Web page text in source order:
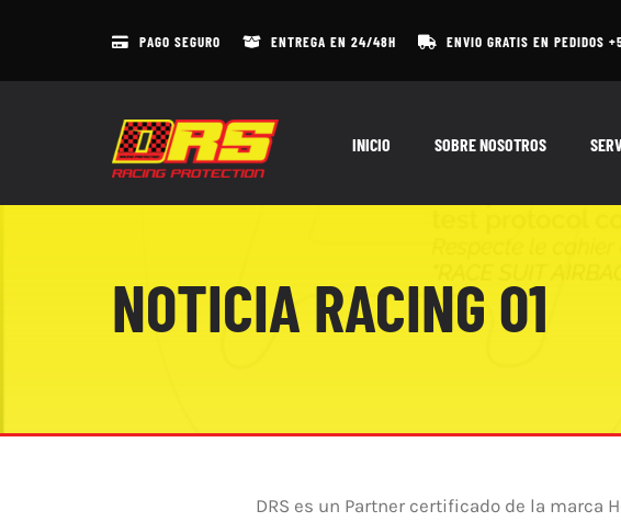
PAGO SEGURO ENTREGA EN 24/48H ENVIO GRATIS EN PEDIDOS
INICIO SOBRE NOSOTROS
NOTICIA RACING 01
DRS es un Partner certificado de la marca